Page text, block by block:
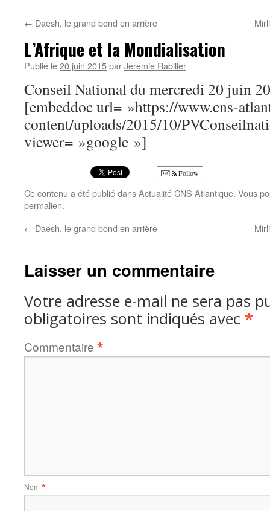
← Daesh, le grand bond en arrière
L’Afrique et la Mondialisation
Publié le20 juin 2015parJérémie Rabiller
Conseil National du mercredi 20 juin
[embeddoc url= »https://www.cns-
content/uploads/2015/10/
viewer= »google »]
Follow
Ce contenu a été publié dansActualité CNS Atlantique. Vous
permalien.
← Daesh, le grand bond en arrière
Laisser un commentaire
Votre adresse e-mail ne sera pas
obligatoires sont indiqués avec *
Commentaire *
Nom *